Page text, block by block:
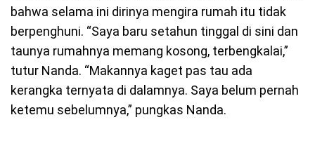
bahwa selama ini dirinya mengira rumah itu tidak
berpenghuni. “Saya baru setahun tinggal di sini dan
taunya rumahnya memang kosong, terbengkalai,”
tutur Nanda. “Makannya kaget pas tau ada
kerangka ternyata di dalamnya. Saya belum pernah
ketemu sebelumnya,” pungkas Nanda.